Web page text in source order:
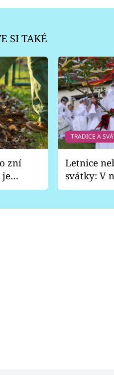
SI TAKÉ
zní
TRADICE A
Letnice
svátky: V
pondělí